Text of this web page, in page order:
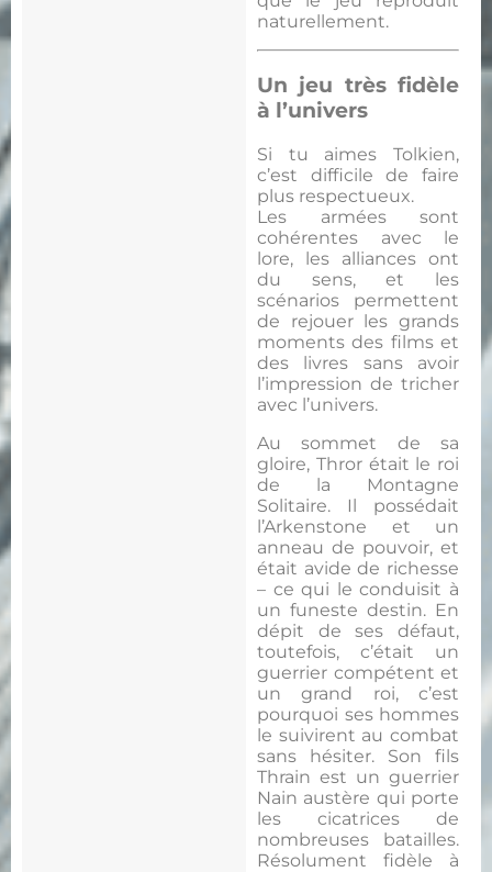
naturellement.
Un jeu très fidèle
à l’univers
Si tu aimes Tolkien,
c’est difficile de faire
plus respectueux.
Les armées sont
cohérentes avec le
lore, les alliances ont
du sens, et les
scénarios permettent
de rejouer les grands
moments des films et
des livres sans avoir
l’impression de tricher
avec l’univers.
Au sommet de sa
gloire, Thror était le roi
de la Montagne
Solitaire. Il possédait
l’Arkenstone et un
anneau de pouvoir, et
était avide de richesse
– ce qui le conduisit à
un funeste destin. En
dépit de ses défaut,
toutefois, c’était un
guerrier compétent et
un grand roi, c’est
pourquoi ses hommes
le suivirent au combat
sans hésiter. Son fils
Thrain est un guerrier
Nain austère qui porte
les cicatrices de
nombreuses batailles.
Résolument fidèle à